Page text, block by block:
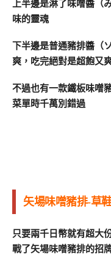
上半邊是淋了味噌醬（
味的靈魂
下半邊是普通豬排醬（
爽，吃完絕對是超飽又
不過也有一款鐵板味噌
菜單時千萬別錯過
矢場味噌豬排-草
只要兩千日幣就有超大
戰了矢場味噌豬排的招